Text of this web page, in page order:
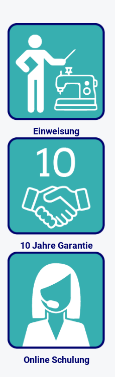
Einweisung
10 Jahre Garantie
Online Schulung